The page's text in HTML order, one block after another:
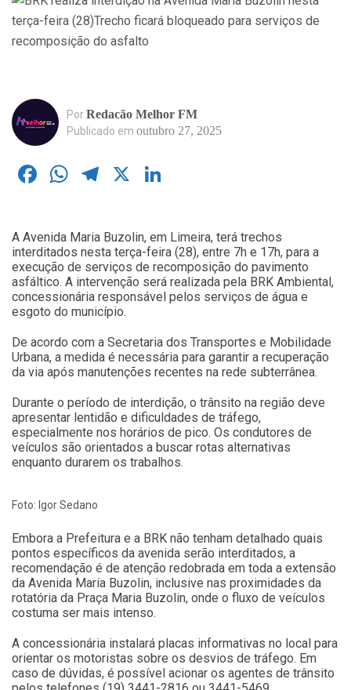
PorRedacão Melhor FM
Publicado em outubro 27, 2025
Facebook
WhatsApp
Telegram
X
A Avenida Maria Buzolin, em Limeira, terá trechos
interditados nesta terça-feira (28), entre 7h e 17h, para a
execução de serviços de recomposição do pavimento
asfáltico. A intervenção será realizada pela BRK Ambiental,
concessionária responsável pelos serviços de água e
esgoto do município.
De acordo com a Secretaria dos Transportes e Mobilidade
Urbana, a medida é necessária para garantir a recuperação
da via após manutenções recentes na rede subterrânea.
Durante o período de interdição, o trânsito na região deve
apresentar lentidão e dificuldades de tráfego,
especialmente nos horários de pico. Os condutores de
veículos são orientados a buscar rotas alternativas
enquanto durarem os trabalhos.
Foto: Igor Sedano
Embora a Prefeitura e a BRK não tenham detalhado quais
pontos específicos da avenida serão interditados, a
recomendação é de atenção redobrada em toda a extensão
da Avenida Maria Buzolin, inclusive nas proximidades da
rotatória da Praça Maria Buzolin, onde o fluxo de veículos
costuma ser mais intenso.
A concessionária instalará placas informativas no local para
orientar os motoristas sobre os desvios de tráfego. Em
caso de dúvidas, é possível acionar os agentes de trânsito